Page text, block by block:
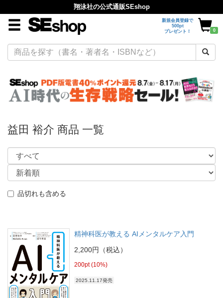
翔泳社の公式通販SEshop
新規会員登録で
500pt
プレゼント！
0
益田 裕介 商品 一覧
品切れも含める
精神科医が教える AIメンタルケア入門
2,200円（税込）
200pt (10%)
2025.11.17発売